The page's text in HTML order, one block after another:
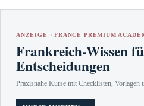
ANZEIGE · FRANCE PREMIUM
Frankreich-Wissen
Entscheidungen
Praxisnahe Kurse mit Checklisten, Vorlagen